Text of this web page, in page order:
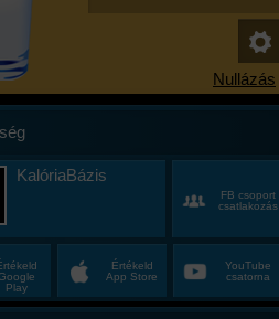
KalóriaBázis
FB csoport
csatlakozás
Play
Értékeld
App Store
YouTube
csatorna